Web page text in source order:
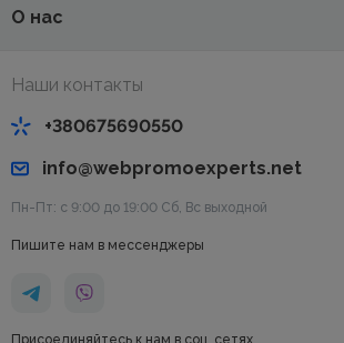
О нас
Наши контакты
+380675690550
info@webpromoexperts.net
Пн-Пт: с 9:00 до 19:00 Cб, Вс выходной
Пишите нам в мессенджеры
Присоединяйтесь к нам в соц. сетях